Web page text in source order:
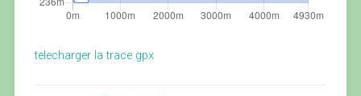
telecharger la trace gpx